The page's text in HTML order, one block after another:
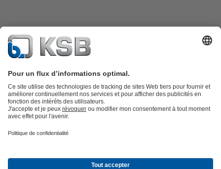
IndustrieBâtiment